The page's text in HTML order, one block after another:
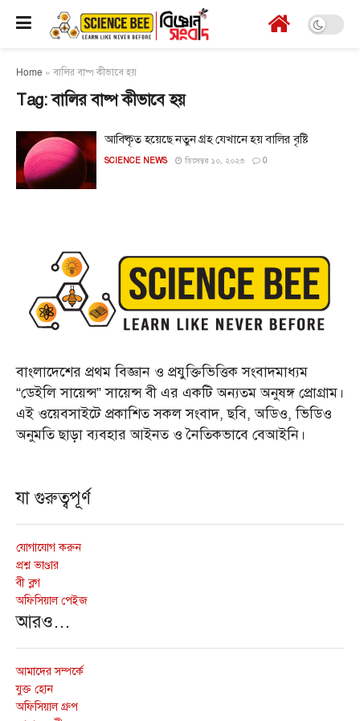
Home » বালির বাষ্প কীভাবে হয়
Tag:বালির বাষ্প কীভাবে হয়
আবিষ্কৃত হয়েছে নতুন গ্রহ যেখানে হয় বালির বৃষ্টি
SCIENCE NEWS ডিসেম্বর ১০, ২০২৩ 0
বাংলাদেশের প্রথম বিজ্ঞান ও প্রযুক্তিভিত্তিক সংবাদমাধ্যম
“ডেইলি সায়েন্স” সায়েন্স বী এর একটি অন্যতম অনুষঙ্গ প্রোগ্রাম।
এই ওয়েবসাইটে প্রকাশিত সকল সংবাদ, ছবি, অডিও, ভিডিও
অনুমতি ছাড়া ব্যবহার আইনত ও নৈতিকভাবে বেআইনি।
যা গুরুত্বপূর্ণ
যোগাযোগ করুন
প্রশ্ন ভাণ্ডার
বী ব্লগ
অফিসিয়াল পেইজ
আরও…
আমাদের সম্পর্কে
যুক্ত হোন
অফিসিয়াল গ্রুপ